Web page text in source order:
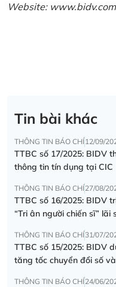
Website:
Tin bài khác
THÔNG TIN BÁO CHÍ12/09/
TTBC số 17/2025: BIDV
thông tin tín dụng tại CIC
THÔNG TIN BÁO CHÍ27/08/
TTBC số 16/2025: BIDV
“Tri
THÔNG TIN BÁO CHÍ31/07/
TTBC số 15/2025: BIDV
tăng tốc chuyển đổi số
THÔNG TIN BÁO CHÍ24/06/